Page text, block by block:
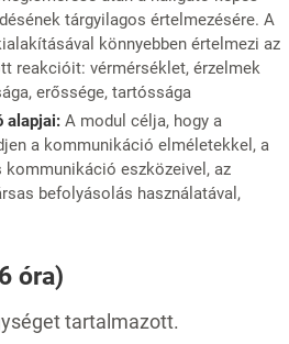
tárgyilagos értelmezésére. A
könnyebben értelmezi az
reakcióit: vérmérséklet, érzelmek
erőssége, tartóssága
alapjai: A modul célja, hogy a
a kommunikáció elméletekkel, a
kommunikáció eszközeivel, az
befolyásolás használatával,
óra)
tartalmazott.